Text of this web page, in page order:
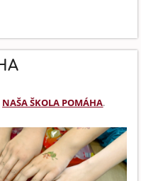
NAŠA ŠKOLA POMÁHA.